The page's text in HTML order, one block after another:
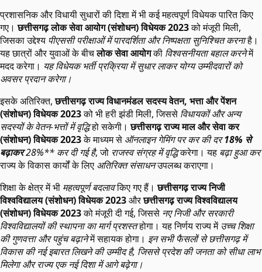
प्रशासनिक और विधायी सुधारों की दिशा में भी कई महत्वपूर्ण विधेयक पारित किए
गए।छत्तीसगढ़ लोक सेवा आयोग (संशोधन) विधेयक 2023को मंजूरी मिली,
जिसका उद्देश्य पीएससी परीक्षाओं में पारदर्शिता और निष्पक्षता सुनिश्चित करनाहै।
यह छात्रों और युवाओं के बीचलोक सेवा आयोगकी विश्वसनीयता बहाल करनेमें
मदद करेगा। यह विधेयक भर्ती प्रक्रिया में सुधार लाकर योग्य उम्मीदवारों को
अवसर प्रदान करेगा।
इसके अतिरिक्त,छत्तीसगढ़ राज्य विधानमंडल सदस्य वेतन, भत्ता और पेंशन
(संशोधन) विधेयक 2023को भी हरी झंडी मिली, जिससे विधायकों और अन्य
सदस्यों के वेतन-भत्तों में वृद्धिहो सकेगी।छत्तीसगढ़ राज्य माल और सेवा कर
(संशोधन) विधेयक 2023के माध्यम से ऑनलाइन गेमिंग पर कर की दर18% से
बढ़ाकर28%** कर दी गई है, जो राजस्व संग्रह में वृद्धिकरेगा। यह बढ़ा हुआ कर
राज्य के विकास कार्यों के लिए अतिरिक्त संसाधनउपलब्ध कराएगा।
शिक्षा के क्षेत्र में भी महत्वपूर्ण बदलावकिए गए हैं।छत्तीसगढ़ राज्य निजी
विश्वविद्यालय (संशोधन) विधेयक 2023औरछत्तीसगढ़ राज्य विश्वविद्यालय
(संशोधन) विधेयक 2023को मंजूरी दी गई, जिससे नए निजी और सरकारी
विश्वविद्यालयों की स्थापना का मार्ग प्रशस्तहोगा। यह निर्णय राज्य में उच्च शिक्षा
की गुणवत्ता और पहुंच बढ़ानेमें सहायक होगा। इन सभी फैसलों से छत्तीसगढ़ में
विकास की नई इबारत लिखने की उम्मीद है, जिससे प्रदेश की जनता को सीधा लाभ
मिलेगा और राज्य एक नई दिशा में आगे बढ़ेगा।